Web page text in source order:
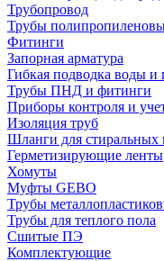
Трубопровод
Трубы
Фитинги
Запорная арматура
Гибкая подводка воды и
Трубы ПНД и фитинги
Приборы контроля и
Изоляция труб
Шланги для
Герметизирующие ленты
Хомуты
Муфты GEBO
Трубы
Трубы для теплого пола
Сшитые ПЭ
Комплектующие